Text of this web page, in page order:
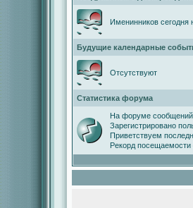
Именинников сегодня
Будущие календарные
Отсутствуют
Статистика форума
На форуме
Зарегистрировано
Приветствуем
Рекорд